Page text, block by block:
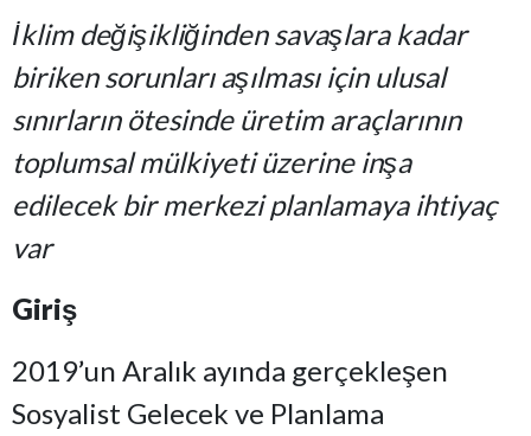
İklim değişikliğinden savaşlara kadar
biriken sorunları aşılması için ulusal
sınırların ötesinde üretim araçlarının
toplumsal mülkiyeti üzerine inşa
edilecek bir merkezi planlamaya ihtiyaç
var
Giriş
2019’un Aralık ayında gerçekleşen
Sosyalist Gelecek ve Planlama